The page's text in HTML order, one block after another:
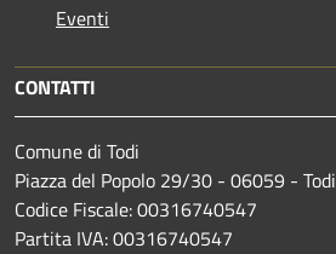
Eventi
CONTATTI
Comune di Todi
Piazza del Popolo 29/30 - 06059 - Todi
Codice Fiscale: 00316740547
Partita IVA: 00316740547